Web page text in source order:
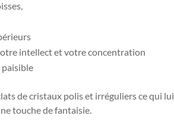
intellect et votre concentration
de cristaux polis et irréguliers ce qui lui
touche de fantaisie.